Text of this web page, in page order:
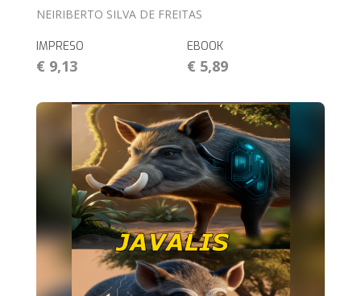
NEIRIBERTO SILVA DE FREITAS
IMPRESO
€ 9,13
EBOOK
€ 5,89